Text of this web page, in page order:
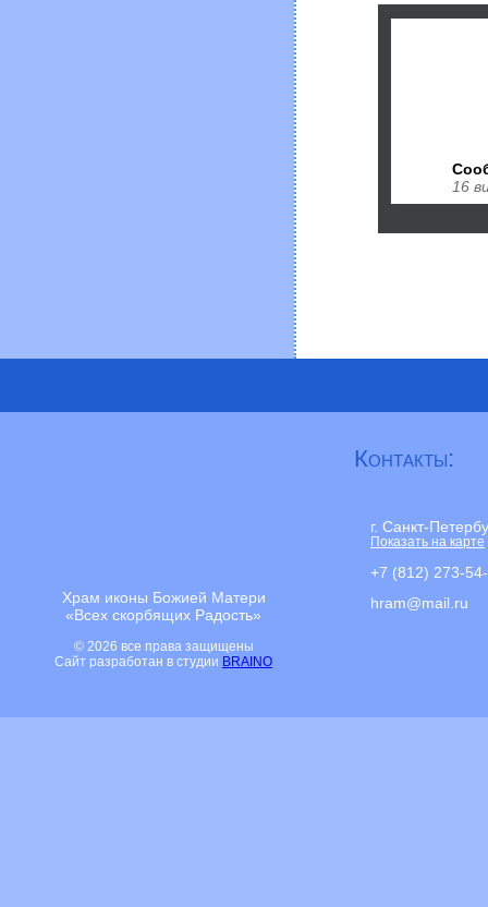
16
Храм иконы Божией Матери
«Всех скорбящих Радость»
© 2026 все права защищены
Сайт разработан в студии BRAINO
Контакты:
г. Санкт-
Показать на карте
+7 (812) 273-
hram@mail.ru